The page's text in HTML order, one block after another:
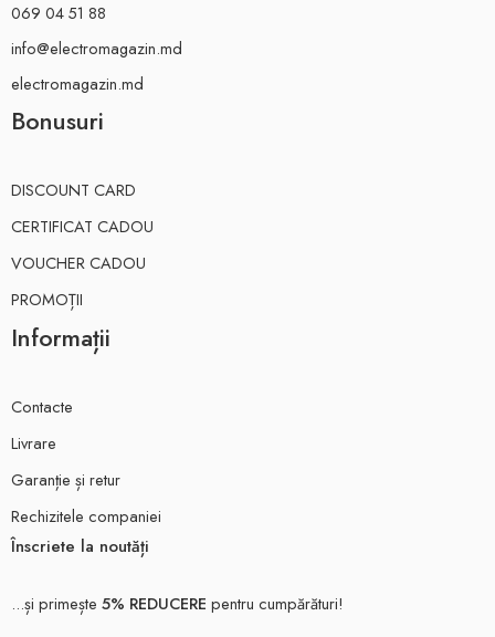
069 04 51 88
info@electromagazin.md
electromagazin.md
Bonusuri
DISCOUNT CARD
CERTIFICAT CADOU
VOUCHER CADOU
PROMOȚII
Informații
Contacte
Livrare
Garanție și retur
Rechizitele companiei
Înscriete la noutăți
...și primește 5% REDUCERE pentru cumpărături!